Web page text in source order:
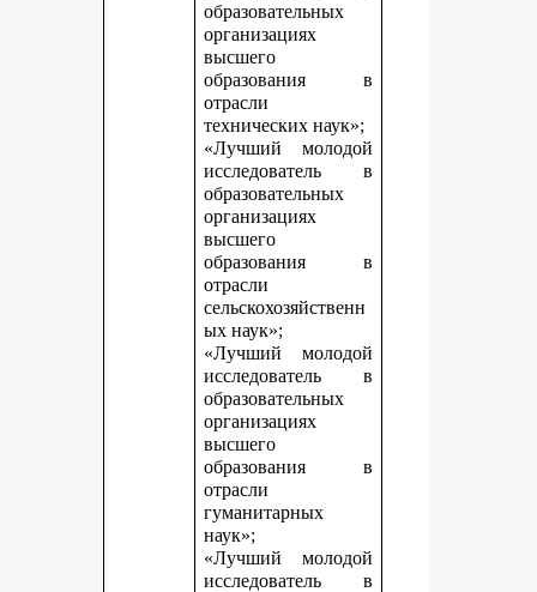
образовательных
организациях
высшего
образования в
отрасли
технических наук»;
«Лучший молодой
исследователь в
образовательных
организациях
высшего
образования в
отрасли
сельскохозяйственн
ых наук»;
«Лучший молодой
исследователь в
образовательных
организациях
высшего
образования в
отрасли
гуманитарных
наук»;
«Лучший молодой
исследователь в